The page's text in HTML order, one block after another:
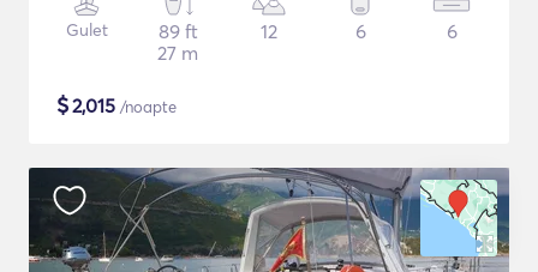
Gulet
89 ft
27 m
12 6 6
$2,015 /noapte